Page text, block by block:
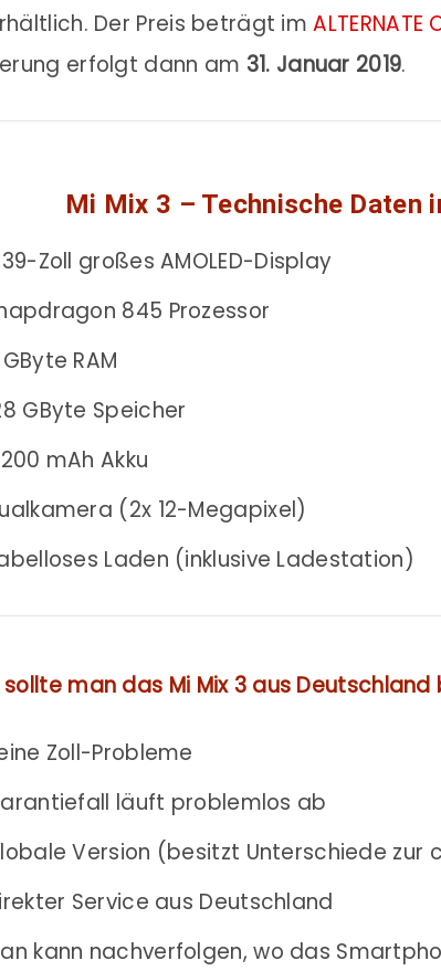
Der Preis beträgt im
erfolgt dann am 31. Januar 2019.
Mi Mix 3 – Technische Daten
Zoll großes AMOLED-Display
845 Prozessor
RAM
GByte Speicher
mAh Akku
(2x 12-Megapixel)
Laden (inklusive Ladestation)
man das Mi Mix 3 aus Deutschland
Zoll-Probleme
läuft problemlos ab
Version (besitzt Unterschiede zur
Service aus Deutschland
kann nachverfolgen, wo das